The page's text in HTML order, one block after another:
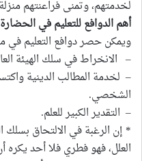
لخدمتهم، وتمنى فراعنتهم
أهم الدوافع للتعليم في
ويمكن حصر دوافع التعليم
– الانخراط في سلك الهيئة
– لخدمة المطالب الدينية
الشخصي.
– التقدير الكبير للعلم.
* إن الرغبة في الالتحاق بسلك
العلل، فهو فطري فلا أحد